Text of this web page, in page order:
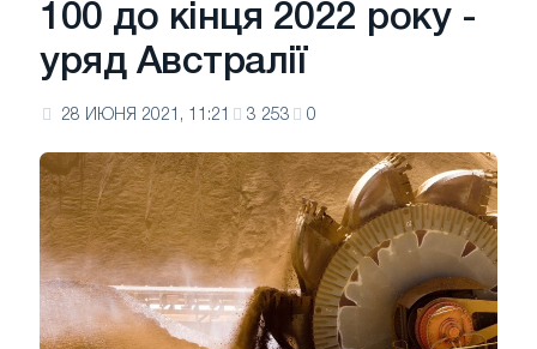
100 до кінця 2022 року -
уряд Австралії
28 ИЮНЯ 2021, 11:21 3 253 0